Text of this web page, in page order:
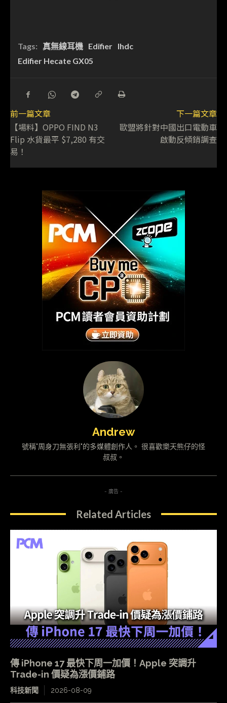
Tags: 真無線耳機 Edifier lhdc
Edifier Hecate GX05
前一篇文章
【場料】OPPO FIND N3
Flip 水貨最平 $7,280 有交
易！
下一篇文章
歐盟將針對中國出口電動車
啟動反傾銷調查
Andrew
號稱"周身刀無張利"的多媒體創作人。 很喜歡樂天熊仔的怪
叔叔。
- 廣告 -
Related Articles
傳 iPhone 17 最快下周一加價！Apple 突調升
Trade-in 價疑為漲價鋪路
科技新聞 2026-08-09